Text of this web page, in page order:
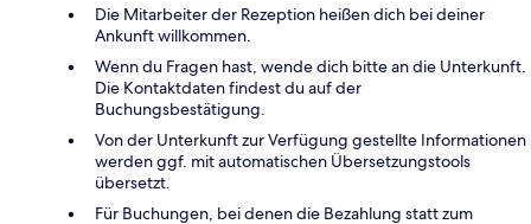
Die Mitarbeiter der Rezeption heißen dich bei deiner
Ankunft willkommen.
Wenn du Fragen hast, wende dich bitte an die Unterkunft.
Die Kontaktdaten findest du auf der
Buchungsbestätigung.
Von der Unterkunft zur Verfügung gestellte Informationen
werden ggf. mit automatischen Übersetzungstools
übersetzt.
Für Buchungen, bei denen die Bezahlung statt zum